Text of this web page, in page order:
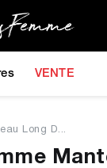
VENTE
Long D...